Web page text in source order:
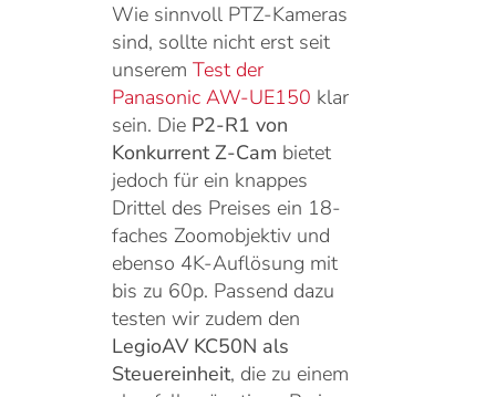
Wie sinnvoll PTZ-Kameras
sind, sollte nicht erst seit
unserem Test der
Panasonic AW-UE150 klar
sein. Die P2-R1 von
Konkurrent Z-Cam bietet
jedoch für ein knappes
Drittel des Preises ein 18-
faches Zoomobjektiv und
ebenso 4K-Auflösung mit
bis zu 60p. Passend dazu
testen wir zudem den
LegioAV KC50N als
Steuereinheit, die zu einem